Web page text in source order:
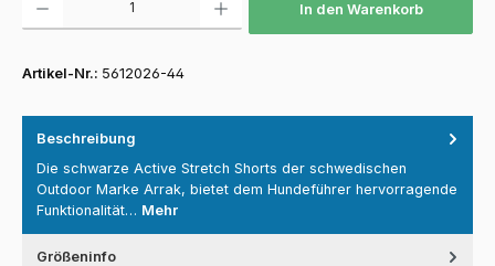
In den Warenkorb
Artikel-Nr.: 5612026-44
Beschreibung
Die schwarze Active Stretch Shorts der schwedischen
Outdoor Marke Arrak, bietet dem Hundeführer hervorragende
Funktionalität… Mehr
Größeninfo